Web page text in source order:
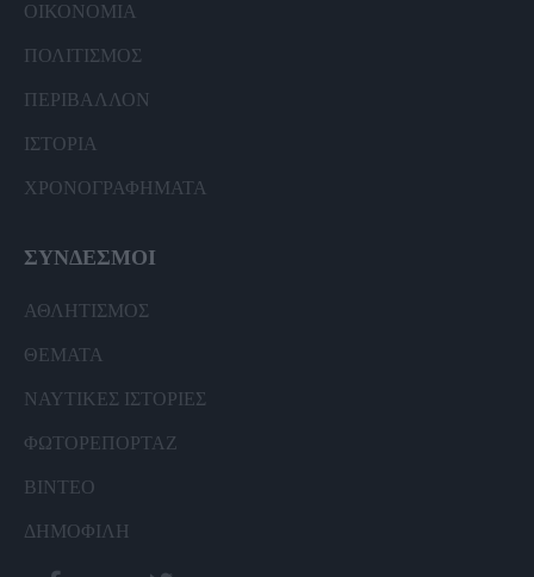
ΟΙΚΟΝΟΜΙΑ
ΠΟΛΙΤΙΣΜΟΣ
ΠΕΡΙΒΑΛΛΟΝ
ΙΣΤΟΡΙΑ
ΧΡΟΝΟΓΡΑΦΗΜΑΤΑ
ΣΥΝΔΕΣΜΟΙ
ΑΘΛΗΤΙΣΜΟΣ
ΘΕΜΑΤΑ
ΝΑΥΤΙΚΕΣ ΙΣΤΟΡΙΕΣ
ΦΩΤΟΡΕΠΟΡΤΑΖ
ΒΙΝΤΕΟ
ΔΗΜΟΦΙΛΗ